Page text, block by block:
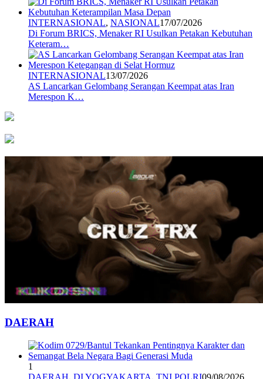
INTERNASIONAL, NASIONAL17/07/2026
Di Forum BRICS, Menaker RI Usulkan Petakan Kebutuhan
Keteram…
INTERNASIONAL13/07/2026
AS Lancarkan Gelombang Serangan Keempat atas Iran
Merespon K…
DAERAH
1
DAERAH, DI YOGYAKARTA, TNI POLRI09/08/2026